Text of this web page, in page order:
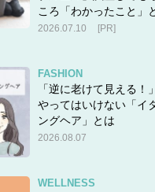
ころ「わかったこと」
2026.07.10 [PR]
FASHION
「逆に老けて見える！
やってはいけない「イ
ングヘア」とは
2026.08.07
WELLNESS